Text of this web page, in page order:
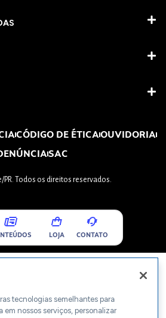
CÓDIGO DE ÉTICAOUVIDORIA
SAC
PR. Todos os direitos reservados.
LOJA CONTATO
tecnologias semelhantes para
em nossos serviços, personalizar